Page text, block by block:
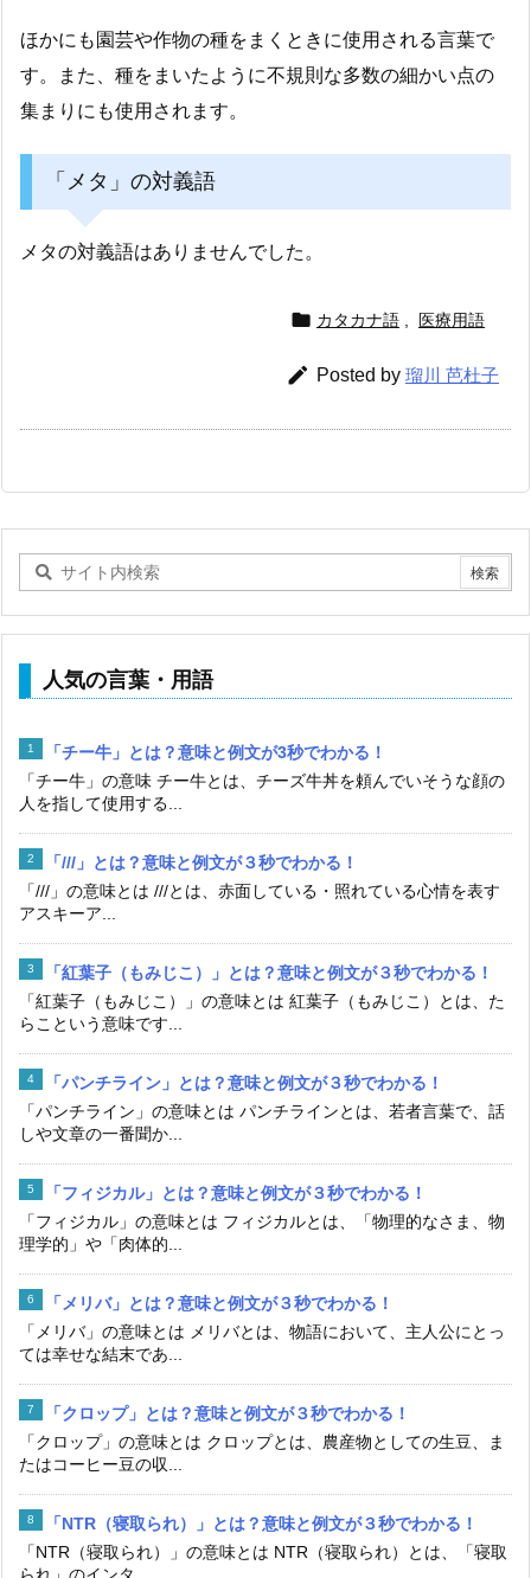
ほかにも園芸や作物の種をまくときに使用される言葉で
す。また、種をまいたように不規則な多数の細かい点の
集まりにも使用されます。
「メタ」の対義語
メタの対義語はありませんでした。
 カタカナ語 医療用語
 Posted by 瑠川 芭杜子
人気の言葉・用語
「チー牛」とは？意味と例文が3秒でわかる！
「チー牛」の意味 チー牛とは、チーズ牛丼を頼んでいそうな顔の
人を指して使用する...
「///」とは？意味と例文が３秒でわかる！
「///」の意味とは ///とは、赤面している・照れている心情を表す
アスキーア...
「紅葉子（もみじこ）」とは？意味と例文が３秒でわかる！
「紅葉子（もみじこ）」の意味とは 紅葉子（もみじこ）とは、た
らこという意味です...
「パンチライン」とは？意味と例文が３秒でわかる！
「パンチライン」の意味とは パンチラインとは、若者言葉で、話
しや文章の一番聞か...
「フィジカル」とは？意味と例文が３秒でわかる！
「フィジカル」の意味とは フィジカルとは、「物理的なさま、物
理学的」や「肉体的...
「メリバ」とは？意味と例文が３秒でわかる！
「メリバ」の意味とは メリバとは、物語において、主人公にとっ
ては幸せな結末であ...
「クロップ」とは？意味と例文が３秒でわかる！
「クロップ」の意味とは クロップとは、農産物としての生豆、ま
たはコーヒー豆の収...
「NTR（寝取られ）」とは？意味と例文が３秒でわかる！
「NTR（寝取られ）」の意味とは NTR（寝取られ）とは、「寝取